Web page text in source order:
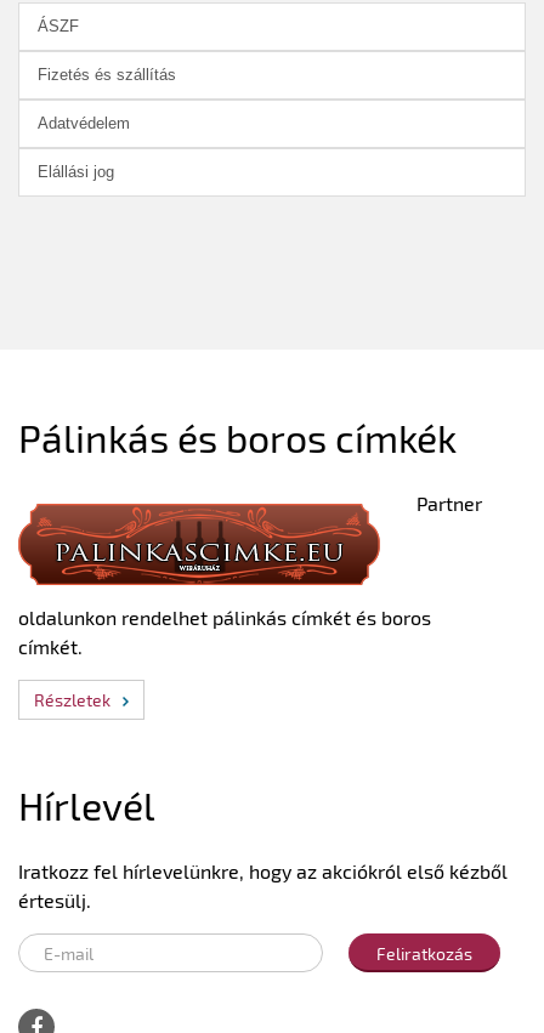
ÁSZF
Fizetés és szállítás
Adatvédelem
Elállási jog
Pálinkás és boros címkék
Partner
oldalunkon rendelhet pálinkás címkét és boros
címkét.
Részletek
Hírlevél
Iratkozz fel hírlevelünkre, hogy az akciókról első kézből
értesülj.
Feliratkozás